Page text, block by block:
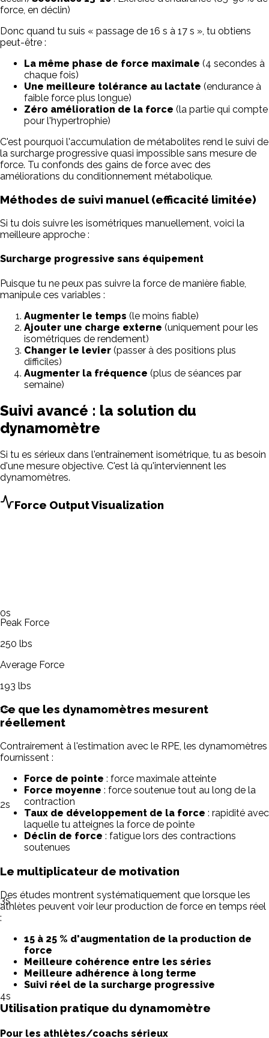
force, en déclin)
Donc quand tu suis « passage de 16 s à 17 s », tu obtiens
peut-être :
La même phase de force maximale (4 secondes à
chaque fois)
Une meilleure tolérance au lactate (endurance à
faible force plus longue)
Zéro amélioration de la force (la partie qui compte
pour l'hypertrophie)
C'est pourquoi l'accumulation de métabolites rend le suivi de
la surcharge progressive quasi impossible sans mesure de
force. Tu confonds des gains de force avec des
améliorations du conditionnement métabolique.
Méthodes de suivi manuel (efficacité limitée)
Si tu dois suivre les isométriques manuellement, voici la
meilleure approche :
Surcharge progressive sans équipement
Puisque tu ne peux pas suivre la force de manière fiable,
manipule ces variables :
Augmenter le temps (le moins fiable)
Ajouter une charge externe (uniquement pour les
isométriques de rendement)
Changer le levier (passer à des positions plus
difficiles)
Augmenter la fréquence (plus de séances par
semaine)
Suivi avancé : la solution du
dynamomètre
Si tu es sérieux dans l'entraînement isométrique, tu as besoin
d'une mesure objective. C'est là qu'interviennent les
dynamomètres.
Force Output Visualization
0s
1s
2s
3s
4s
Peak Force
250 lbs
Average Force
193 lbs
Ce que les dynamomètres mesurent
réellement
Contrairement à l'estimation avec le RPE, les dynamomètres
fournissent :
Force de pointe : force maximale atteinte
Force moyenne : force soutenue tout au long de la
contraction
Taux de développement de la force : rapidité avec
laquelle tu atteignes la force de pointe
Déclin de force : fatigue lors des contractions
soutenues
Le multiplicateur de motivation
Des études montrent systématiquement que lorsque les
athlètes peuvent voir leur production de force en temps réel
:
15 à 25 % d'augmentation de la production de
force
Meilleure cohérence entre les séries
Meilleure adhérence à long terme
Suivi réel de la surcharge progressive
Utilisation pratique du dynamomètre
Pour les athlètes/coachs sérieux